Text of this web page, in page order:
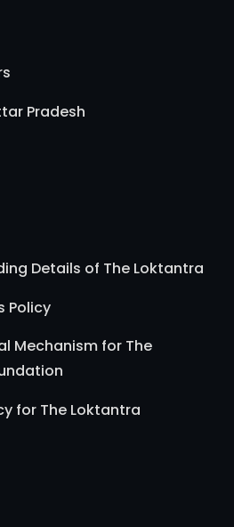
Pradesh
Details of The Loktantra
Policy
Mechanism for The
for The Loktantra